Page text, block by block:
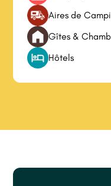
Aires de
Gîtes &
Hôtels